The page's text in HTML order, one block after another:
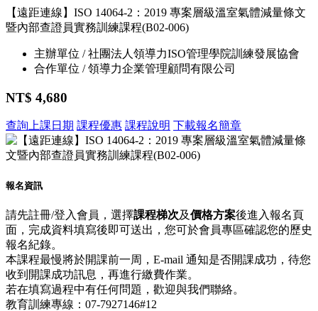
【遠距連線】ISO 14064-2：2019 專案層級溫室氣體減量條文
暨內部查證員實務訓練課程(B02-006)
主辦單位 / 社團法人領導力ISO管理學院訓練發展協會
合作單位 / 領導力企業管理顧問有限公司
NT$ 4,680
查詢上課日期 課程優惠 課程說明 下載報名簡章
報名資訊
請先註冊/登入會員，選擇課程梯次及價格方案後進入報名頁
面，完成資料填寫後即可送出，您可於會員專區確認您的歷史
報名紀錄。
本課程最慢將於開課前一周，E-mail 通知是否開課成功，待您
收到開課成功訊息，再進行繳費作業。
若在填寫過程中有任何問題，歡迎與我們聯絡。
教育訓練專線：07-7927146#12